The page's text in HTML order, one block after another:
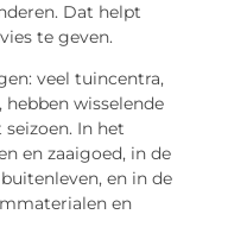
Dat helpt
te geven.
veel tuincentra,
hebben wisselende
In het
en zaaigoed, in de
en in de
en